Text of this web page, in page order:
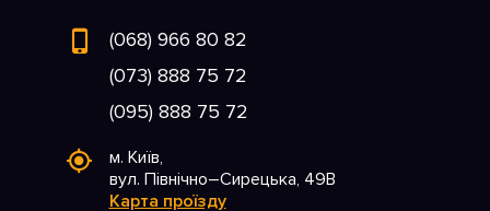
(068) 966 80 82
(073) 888 75 72
(095) 888 75 72
м. Київ,
вул. Північно–Сирецька, 49В
Карта проїзду